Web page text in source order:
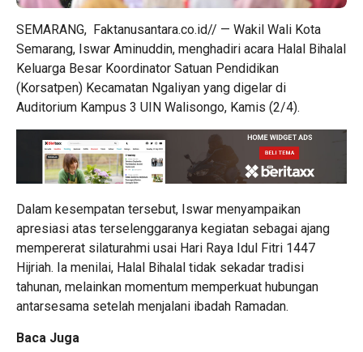
SEMARANG, Faktanusantara.co.id// — Wakil Wali Kota
Semarang, Iswar Aminuddin, menghadiri acara Halal Bihalal
Keluarga Besar Koordinator Satuan Pendidikan
(Korsatpen) Kecamatan Ngaliyan yang digelar di
Auditorium Kampus 3 UIN Walisongo, Kamis (2/4).
Dalam kesempatan tersebut, Iswar menyampaikan
apresiasi atas terselenggaranya kegiatan sebagai ajang
mempererat silaturahmi usai Hari Raya Idul Fitri 1447
Hijriah. Ia menilai, Halal Bihalal tidak sekadar tradisi
tahunan, melainkan momentum memperkuat hubungan
antarsesama setelah menjalani ibadah Ramadan.
Baca Juga